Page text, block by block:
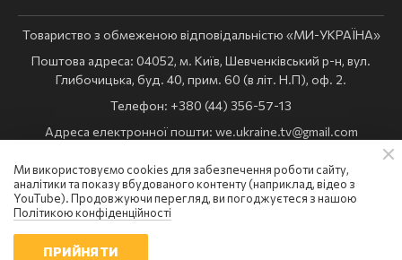
Товариство з обмеженою відповідальністю «МИ-УКРАЇНА»
Поштова адреса: 04052, м. Київ, Шевченківський р-н, вул.
Глибочицька, буд. 40, прим. 60 (в літ. Н.П), оф. 2.
Телефон: +380 (44) 356-57-13
Адреса електронної пошти: we.ukraine.tv@gmail.com
Ідентифікатор медіа в Реєстрі суб’єктів у сфері медіа: R10-
02365
Ми використовуємо cookies для забезпечення роботи сайту,
аналітики та показу вбудованого контенту (наприклад, відео з
YouTube). Продовжуючи перегляд, ви погоджуєтеся з нашою
Політикою конфіденційності
ПРИЙНЯТИ